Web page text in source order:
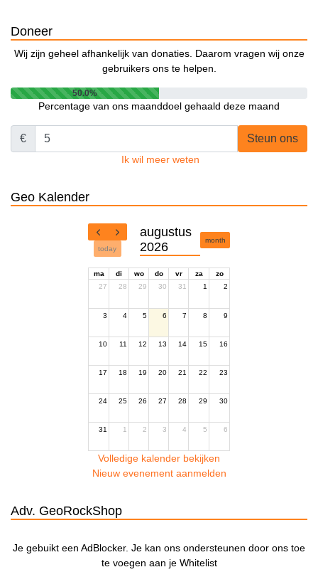
Doneer
Wij zijn geheel afhankelijk van donaties. Daarom vragen wij onze
gebruikers ons te helpen.
50.0%
Percentage van ons maanddoel gehaald deze maand
€ Steun ons
Ik wil meer weten
Geo Kalender
today
augustus
2026
month
ma di wo do vr za
zo
27
28 29 30 31 1 2
3 4 5 6 7 8 9
10 11 12 13 14 15 16
17 18 19 20 21 22 23
24 25 26 27 28 29 30
31 1 2 3 4 5 6
Volledige kalender bekijken
Nieuw evenement aanmelden
Adv. GeoRockShop
Je gebuikt een AdBlocker. Je kan ons ondersteunen door ons toe
te voegen aan je Whitelist